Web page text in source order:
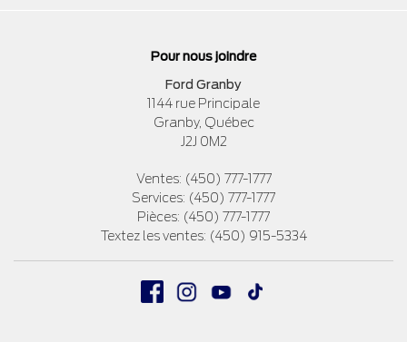
Pour nous joindre
Ford Granby
1144 rue Principale
Granby, Québec
J2J 0M2
Ventes: (450) 777-1777
Services: (450) 777-1777
Pièces: (450) 777-1777
Textez les ventes: (450) 915-5334